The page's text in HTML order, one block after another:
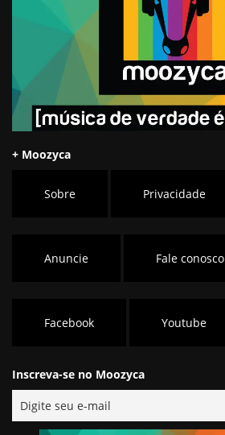
+ Moozyca
Sobre Privacidade
Anuncie Fale conosco
Facebook Youtube
Inscreva-se no Moozyca